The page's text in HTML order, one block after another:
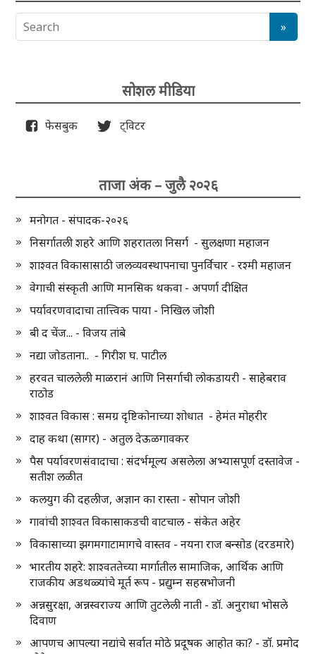
सोशल मीडिया
फेसबुक ट्विटर
ताजा अंक – जुलै २०२६
मनोगत - संपादक-२०२६
निसर्गातली शहरे आणि शहरातला निसर्ग - सुलक्षणा महाजन
शाश्वत विकासासाठी जलव्यवस्थापनाचा पुनर्विचार - रश्मी महाजन
वेगाची संस्कृती आणि मानसिक थकवा - अपर्णा दीक्षित
पर्यावरणवादाचा तात्त्विक पाया - निखिल जोशी
बी द चेंज... - विजय तांबे
नद्या जोडताना.. - गिरीश घ. पाटील
हरवत चाललेली माळरानं आणि निसर्गाची लोकडायरी - साहेबराव
राठोड
शाश्वत विकास : समग्र दृष्टिकोनाच्या शोधात - हेमंत मोहरीर
दाह कथा (सागर) - अतुल देऊळगावकर
पैस पर्यावरणसंवादाचा : संदर्भमूल्य असलेला अभ्यासपूर्ण दस्तावेज -
सतीश लळीत
कलयुग की दहलीज, अज्ञान का रास्ता - सोपान जोशी
गावांची शाश्वत विकासाकडची वाटचाल - संकेत अहेर
विकासाच्या झगमगाटामागचे वास्तव - नयना राज बन्सोड (दरडमारे)
भारतीय शहरे: शाश्वततेच्या मार्गातील सामाजिक, आर्थिक आणि
राजकीय अडथळ्यांचे मूर्त रूप - प्रद्युम्न सहस्रभोजनी
अन्नसुरक्षा, अन्नस्वराज्य आणि तुटलेली नाती - डॉ. अनुराधा भोसले
दिवाण
आपणच आपल्या नद्यांचे सर्वात मोठे प्रदूषक आहोत का? - डॉ. प्रमोद